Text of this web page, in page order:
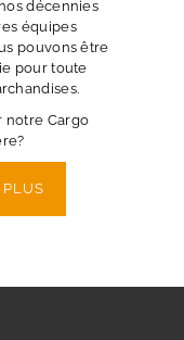
décennies
équipes
pouvons être
pour toute
notre Cargo
PLUS